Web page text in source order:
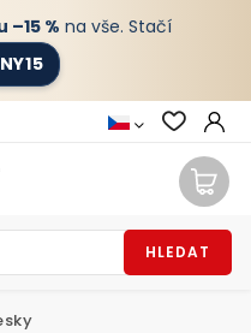
–15 % na vše. Stačí
HLEDAT